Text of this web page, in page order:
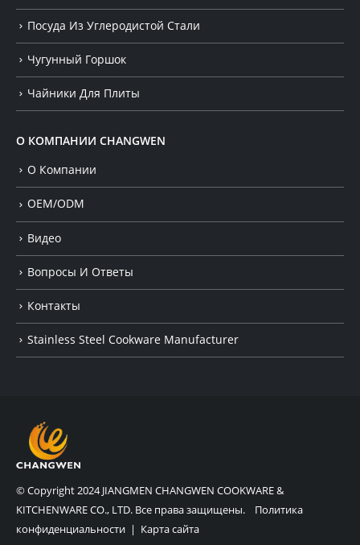
Посуда Из Углеродистой Стали
Чугунный Горшок
Чайники Для Плиты
О КОМПАНИИ CHANGWEN
О Компании
OEM/ODM
Видео
Вопросы И Ответы
Контакты
Stainless Steel Cookware Manufacturer
© Copyright 2024 JIANGMEN CHANGWEN COOKWARE &
KITCHENWARE CO., LTD. Все права защищены. Политика
конфиденциальности | Карта сайта